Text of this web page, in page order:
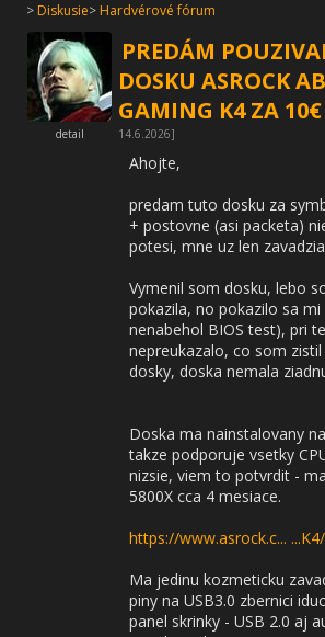
> Diskusie> Hardvérové fórum
detail
PREDÁM
DOSKU ASROCK
GAMING K4 ZA 10€
14.6.2026]
Ahojte,
predam tuto dosku za
+ postovne (asi packeta)
potesi, mne uz len
Vymenil som dosku, lebo
pokazila, no pokazilo sa mi
nenabehol BIOS test), pri
nepreukazalo, co som
dosky, doska nemala
Doska ma nainstalovany
takze podporuje vsetky
nizsie, viem to potvrdit -
5800X cca 4 mesiace.
https://www.asrock.c...
Ma jedinu kozmeticku
piny na USB3.0 zbernici
panel skrinky - USB 2.0 aj